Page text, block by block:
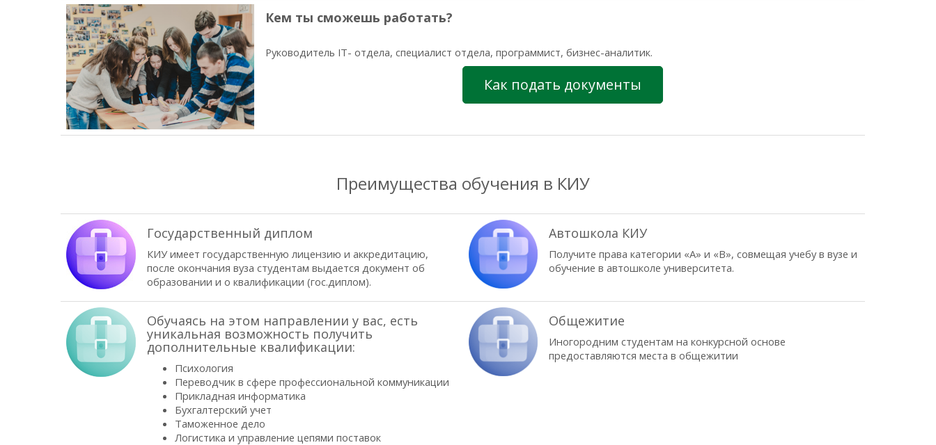
Кем ты сможешь работать?
Руководитель IT- отдела, специалист отдела, программист, бизнес-аналитик.
Как подать документы
Преимущества обучения в КИУ
Государственный диплом
КИУ имеет государственную лицензию и аккредитацию,
после окончания вуза студентам выдается документ об
образовании и о квалификации (гос.диплом).
Автошкола КИУ
Получите права категории «А» и «В», совмещая учебу в вузе и
обучение в автошколе университета.
Обучаясь на этом направлении у вас, есть
уникальная возможность получить
дополнительные квалификации:
Психология
Переводчик в сфере профессиональной коммуникации
Прикладная информатика
Бухгалтерский учет
Таможенное дело
Логистика и управление цепями поставок
Общежитие
Иногородним студентам на конкурсной основе
предоставляются места в общежитии